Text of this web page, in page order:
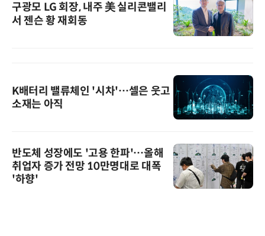
구광모 LG 회장, 내주 美 실리콘밸리
서 젠슨 황 재회동
K배터리 밸류체인 '시차'…셀은 웃고
소재는 아직
반도체 성장에도 '고용 한파'…올해
취업자 증가 전망 10만명대로 대폭
'하향'